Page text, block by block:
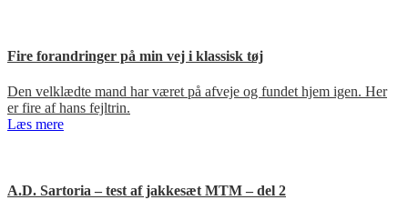
Fire forandringer på min vej i klassisk tøj
Den velklædte mand har været på afveje og fundet hjem igen. Her
er fire af hans fejltrin.
Læs mere
A.D. Sartoria – test af jakkesæt MTM – del 2